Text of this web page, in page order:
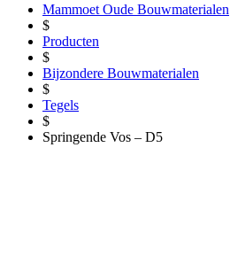
Mammoet Oude Bouwmaterialen
$
Producten
$
Bijzondere Bouwmaterialen
$
Tegels
$
Springende Vos – D5